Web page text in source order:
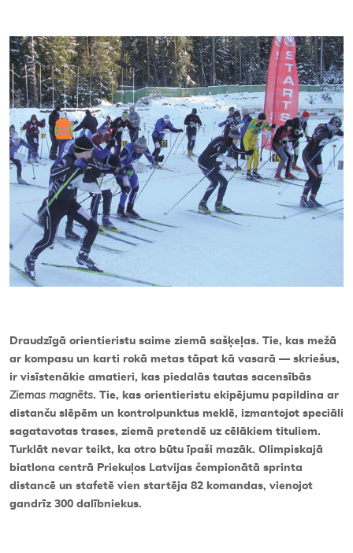
Draudzīgā orientieristu saime ziemā sašķeļas. Tie, kas mežā
ar kompasu un karti rokā metas tāpat kā vasarā — skriešus,
ir visīstenākie amatieri, kas piedalās tautas sacensībās
Ziemas magnēts. Tie, kas orientieristu ekipējumu papildina ar
distanču slēpēm un kontrolpunktus meklē, izmantojot speciāli
sagatavotas trases, ziemā pretendē uz cēlākiem tituliem.
Turklāt nevar teikt, ka otro būtu īpaši mazāk. Olimpiskajā
biatlona centrā Priekuļos Latvijas čempionātā sprinta
distancē un stafetē vien startēja 82 komandas, vienojot
gandrīz 300 dalībniekus.